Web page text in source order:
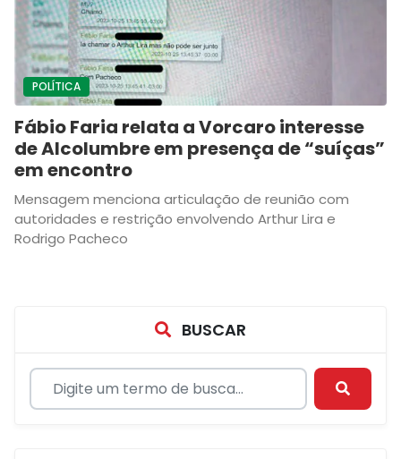
POLÍTICA
Fábio Faria relata a Vorcaro interesse
de Alcolumbre em presença de “suíças”
em encontro
Mensagem menciona articulação de reunião com
autoridades e restrição envolvendo Arthur Lira e
Rodrigo Pacheco
BUSCAR